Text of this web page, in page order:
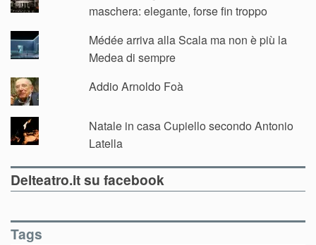
maschera: elegante, forse fin troppo
Médée arriva alla Scala ma non è più la
Medea di sempre
Addio Arnoldo Foà
Natale in casa Cupiello secondo Antonio
Latella
Delteatro.it su facebook
Tags